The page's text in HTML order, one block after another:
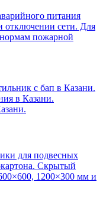
питания
отключении сети. Для
пожарной
с бап в Казани.
в Казани.
.
для подвесных
Скрытый
1200×300 мм и